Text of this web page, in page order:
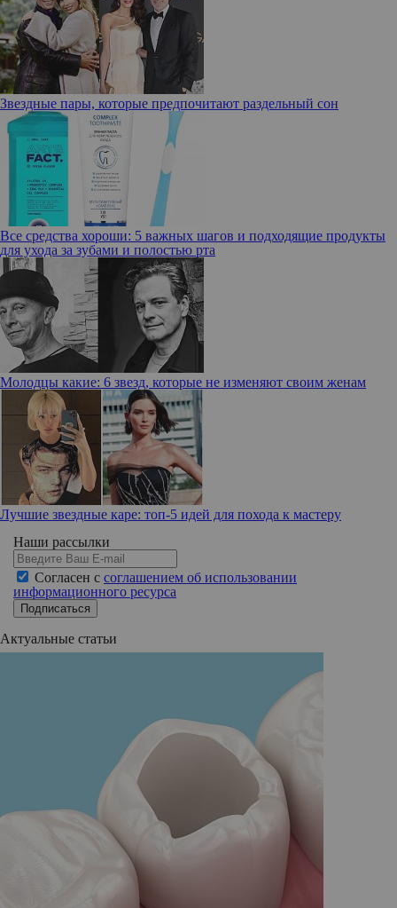
Звездные пары, которые предпочитают раздельный сон
Все средства хороши: 5 важных шагов и подходящие продукты
для ухода за зубами и полостью рта
Молодцы какие: 6 звезд, которые не изменяют своим женам
Лучшие звездные каре: топ-5 идей для похода к мастеру
Наши рассылки
Согласен с соглашением об использовании
информационного ресурса
Подписаться
Актуальные статьи